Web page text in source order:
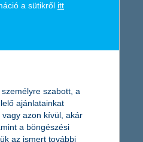
a sütikről itt
szabott, a
ajánlatainkat
azon kívül, akár
a böngészési
az ismert további